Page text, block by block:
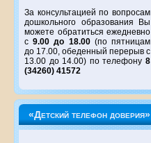
За консультацией по вопросам
дошкольного образования Вы
можете обратиться ежедневно
с9.00 до 18.00(по пятницам
до 17.00, обеденный перерыв с
13.00 до 14.00) по телефону 8
(34260) 41572
«Детский телефон доверия»